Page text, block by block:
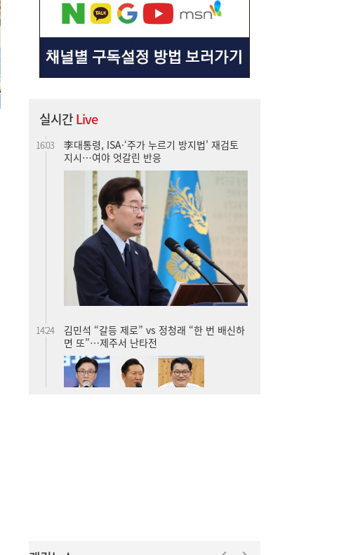
실시간Live
16:03
李대통령, ISA·‘주가 누르기 방지법’ 재검토
지시…여야 엇갈린 반응
14:24
김민석 “갈등 제로” vs 정청래 “한 번 배신하
면 또”…제주서 난타전